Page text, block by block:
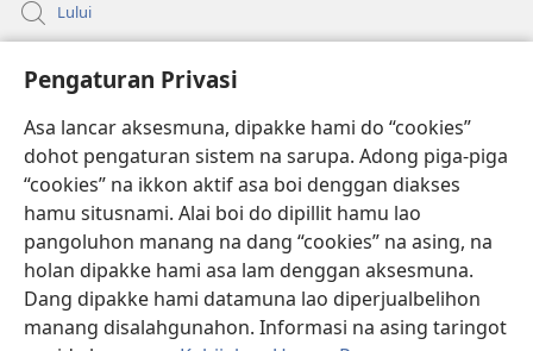
Pengaturan Privasi
Asa lancar aksesmuna, dipakke hami do “cookies”
dohot pengaturan sistem na sarupa. Adong piga-piga
“cookies” na ikkon aktif asa boi denggan diakses
hamu situsnami. Alai boi do dipillit hamu lao
pangoluhon manang na dang “cookies” na asing, na
holan dipakke hami asa lam denggan aksesmuna.
Dang dipakke hami datamuna lao diperjualbelihon
manang disalahgunahon. Informasi na asing taringot
Lului
(opens
new
PERPUSTAKAAN ONLINE Joujou Paboahon™
(opens
new
window)JW Hub
(opens
new
window)JW Library ®